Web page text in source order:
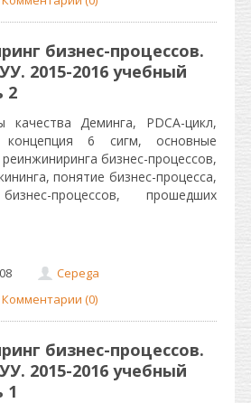
бизнес-процессов.
2015-2016 учебный
2
качества Деминга, PDCA-цикл,
концепция 6 сигм, основные
бизнес-процессов,
понятие бизнес-процесса,
процессов, прошедших
Cepega
Комментарии (0)
бизнес-процессов.
2015-2016 учебный
1